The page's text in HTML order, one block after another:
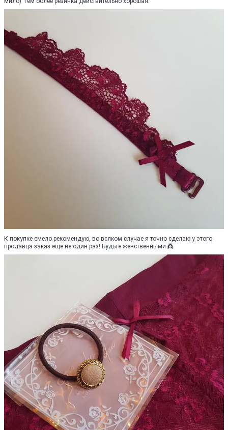
К покупке смело рекомендую, во всяком случае я точно сделаю у этого
продавца заказ еще не один раз! Будьте женственными 👸